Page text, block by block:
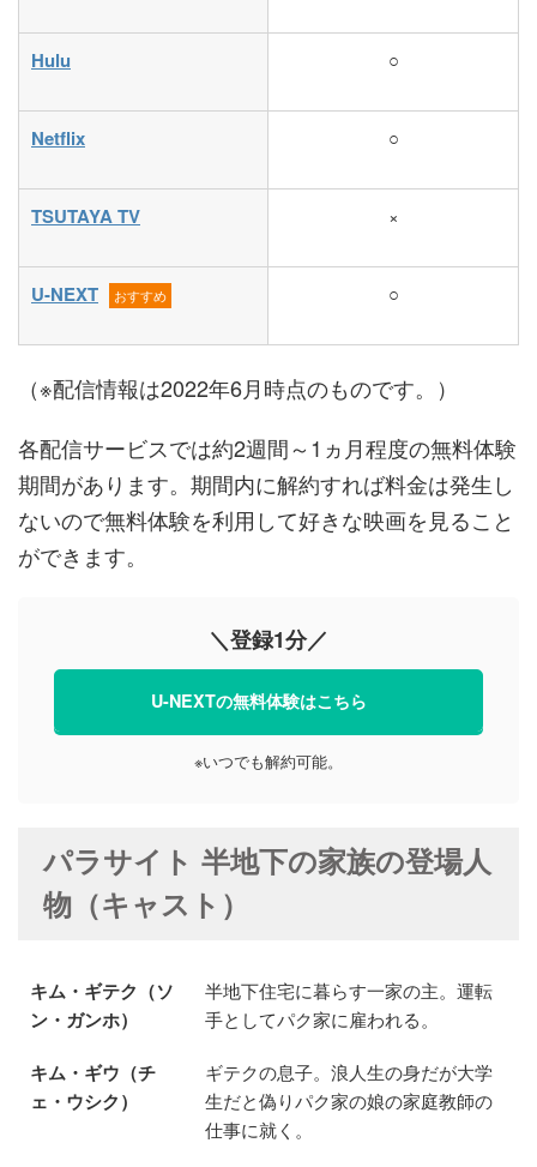
Hulu ○
Netflix ○
TSUTAYA TV ×
U-NEXT おすすめ ○
（※配信情報は2022年6月時点のものです。）
各配信サービスでは約2週間～1ヵ月程度の無料体験
期間があります。期間内に解約すれば料金は発生し
ないので無料体験を利用して好きな映画を見ること
ができます。
＼登録1分／
U-NEXTの無料体験はこちら
※いつでも解約可能。
パラサイト 半地下の家族の登場人
物（キャスト）
キム・ギテク（ソ
ン・ガンホ）
半地下住宅に暮らす一家の主。運転
手としてパク家に雇われる。
キム・ギウ（チ
ェ・ウシク）
ギテクの息子。浪人生の身だが大学
生だと偽りパク家の娘の家庭教師の
仕事に就く。